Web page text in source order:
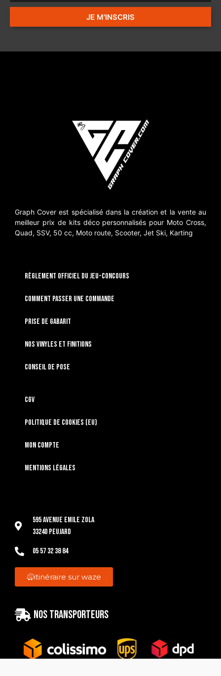
JE M'INSCRIS
Graph Cover est spécialisé dans la création et la vente au
meilleur prix de kits déco personnalisés pour Moto Cross,
Quad, SSV, 50 cc, Moto route, Scooter, Jet Ski, Karting
RÈGLEMENT OFFICIEL DU JEU-CONCOURS
Comment passer une commande
Prise de gabarit
Nos vinyles et finitions
Conseil de pose
CGV
Politique de cookies (EU)
Mon compte
Mentions légales
595 Avenue Emile Zola
33240 Peujard
05 57 32 38 84
itinéraire sur waze
Nos transporteurs